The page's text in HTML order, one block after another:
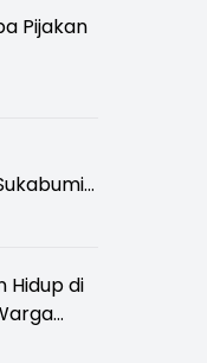
Pijakan
Bagi
Hidup di